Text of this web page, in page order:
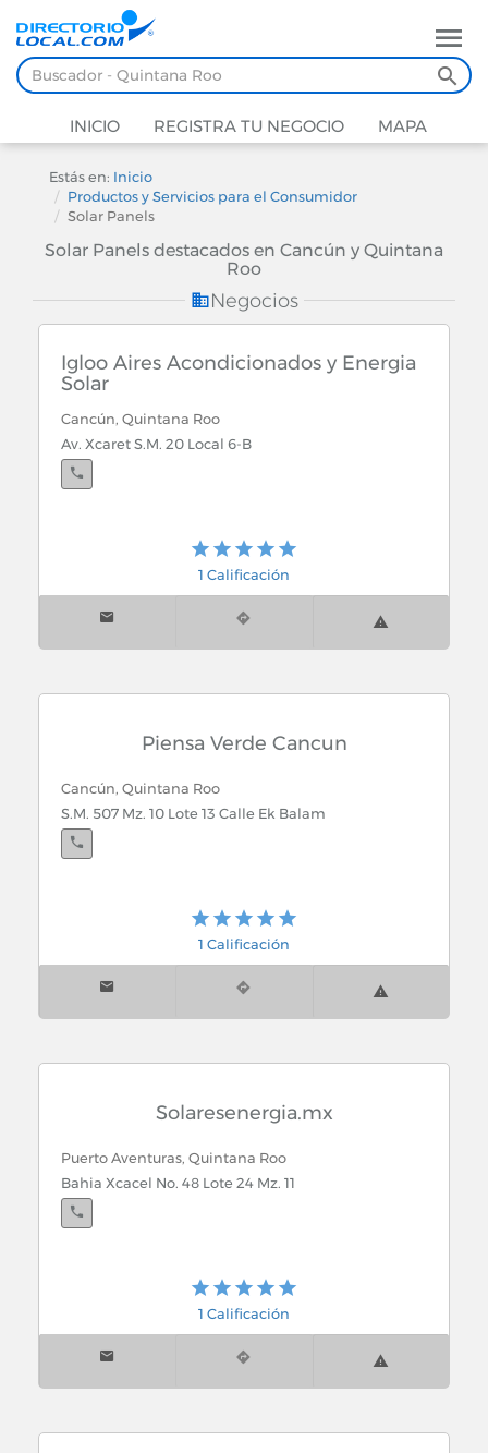
INICIO REGISTRA TU NEGOCIO MAPA
Estás en: Inicio
Productos y Servicios para el Consumidor
Solar Panels
Solar Panels destacados en Cancún y Quintana
Roo
Negocios
Igloo Aires Acondicionados y Energia
Solar
Cancún, Quintana Roo
Av. Xcaret S.M. 20 Local 6-B
1 Calificación
Piensa Verde Cancun
Cancún, Quintana Roo
S.M. 507 Mz. 10 Lote 13 Calle Ek Balam
1 Calificación
Solaresenergia.mx
Puerto Aventuras, Quintana Roo
Bahia Xcacel No. 48 Lote 24 Mz. 11
1 Calificación